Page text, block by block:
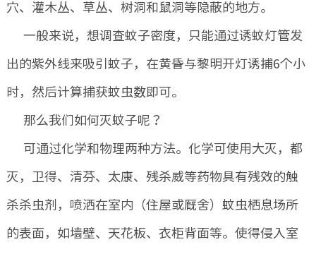
穴、灌木丛、草丛、树洞和鼠洞等隐蔽的地方。
一般来说，想调查蚊子密度，只能通过诱蚊灯管发
出的紫外线来吸引蚊子，在黄昏与黎明开灯诱捕6个小
时，然后计算捕获蚊虫数即可。
那么我们如何灭蚊子呢？
可通过化学和物理两种方法。化学可使用大灭，都
灭，卫得、清芬、太康、残杀威等药物具有残效的触
杀杀虫剂，喷洒在室内（住屋或厩舍）蚊虫栖息场所
的表面，如墙壁、天花板、衣柜背面等。使得侵入室